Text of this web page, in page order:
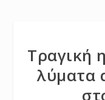
Τραγική
λύματα